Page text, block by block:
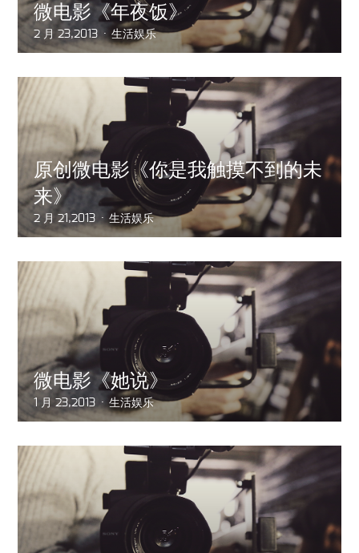
微电影《年夜饭》
2 月 23,2013 生活娱乐
原创微电影《你是我触摸不到的未
来》
2 月 21,2013 生活娱乐
微电影《她说》
1 月 23,2013 生活娱乐